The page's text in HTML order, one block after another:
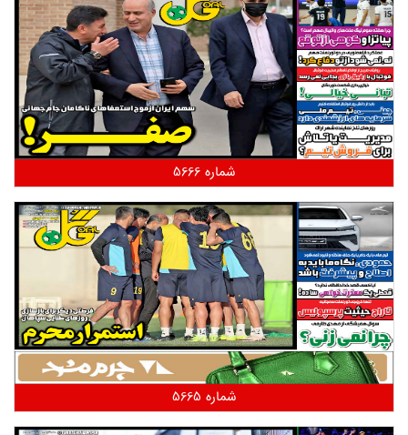
شماره 5666
شماره 5665